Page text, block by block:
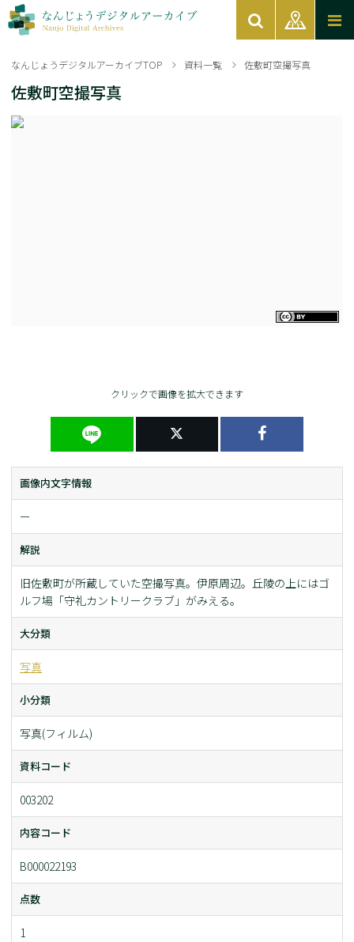
なんじょうデジタルアーカイブTOP 資料一覧 佐敷町空撮写真
佐敷町空撮写真
クリックで画像を拡大できます
画像内文字情報
ー
解説
旧佐敷町が所蔵していた空撮写真。伊原周辺。丘陵の上にはゴ
ルフ場「守礼カントリークラブ」がみえる。
大分類
写真
小分類
写真(フィルム)
資料コード
003202
内容コード
B000022193
点数
1